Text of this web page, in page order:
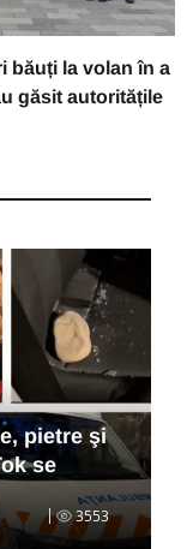
băuți la volan în a
găsit autoritățile
pietre şi
se
3553